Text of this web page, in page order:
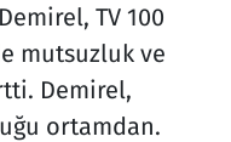
TV 100
mutsuzluk ve
Demirel,
ortamdan.